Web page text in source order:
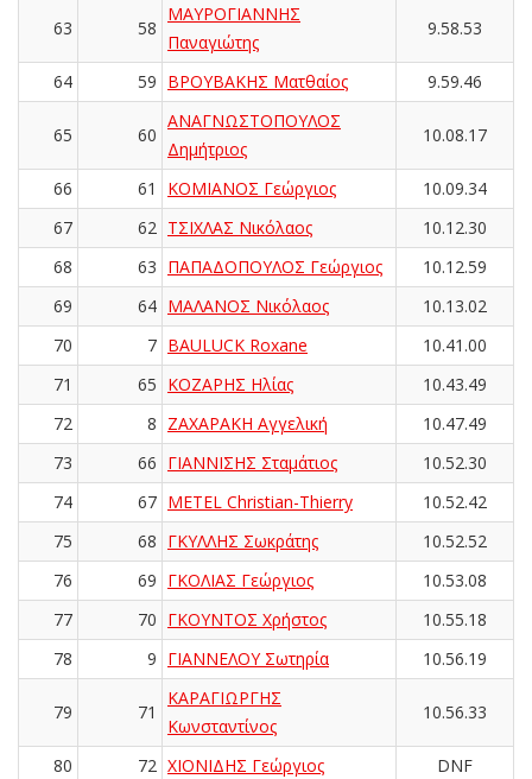
63 58
ΜΑΥΡΟΓΙΑΝΝΗΣ
Παναγιώτης
9.58.53
64 59 ΒΡΟΥΒΑΚΗΣ Ματθαίος 9.59.46
65 60
ΑΝΑΓΝΩΣΤΟΠΟΥΛΟΣ
Δημήτριος
10.08.17
66 61 ΚΟΜΙΑΝΟΣ Γεώργιος
10.09.34
67
62 ΤΣΙΧΛΑΣ Νικόλαος
10.12.30
68
63 ΠΑΠΑΔΟΠΟΥΛΟΣ Γεώργιος
10.12.59
69
64 ΜΑΛΑΝΟΣ Νικόλαος
10.13.02
70
7 BAULUCK Roxane
10.41.00
71
65 ΚΟΖΑΡΗΣ Ηλίας
10.43.49
72
8 ΖΑΧΑΡΑΚΗ Αγγελική
10.47.49
73
66 ΓΙΑΝΝΙΣΗΣ Σταμάτιος
10.52.30
74
67 METEL Christian-Thierry
10.52.42
75
68 ΓΚΥΛΛΗΣ Σωκράτης
10.52.52
76
69 ΓΚΟΛΙΑΣ Γεώργιος
10.53.08
77
70 ΓΚΟΥΝΤΟΣ Χρήστος
10.55.18
78
9 ΓΙΑΝΝΕΛΟΥ Σωτηρία 10.56.19
79 71
ΚΑΡΑΓΙΩΡΓΗΣ
Κωνσταντίνος
10.56.33
80 72 ΧΙΟΝΙΔΗΣ Γεώργιος
DNF